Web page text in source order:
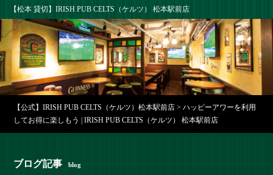
【松本 貸切】IRISH PUB CELTS（ケルツ） 松本駅前店
【公式】IRISH PUB CELTS（ケルツ）松本駅前店 >ハッピーアワーを利用
してお得に楽しもう | IRISH PUB CELTS（ケルツ） 松本駅前店
ブログ記事 blog